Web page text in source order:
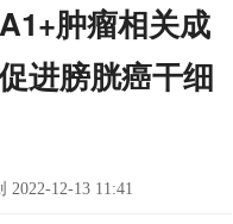
肿瘤相关成
进膀胱癌干细
12-13 11:41